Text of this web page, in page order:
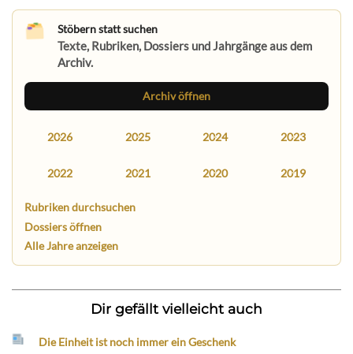
Stöbern statt suchen
Texte, Rubriken, Dossiers und Jahrgänge aus dem
Archiv.
Archiv öffnen
2026 2025 2024 2023
2022 2021 2020 2019
Rubriken durchsuchen
Dossiers öffnen
Alle Jahre anzeigen
Dir gefällt vielleicht auch
Die Einheit ist noch immer ein Geschenk